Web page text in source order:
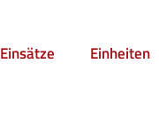
Einsätze Einheiten